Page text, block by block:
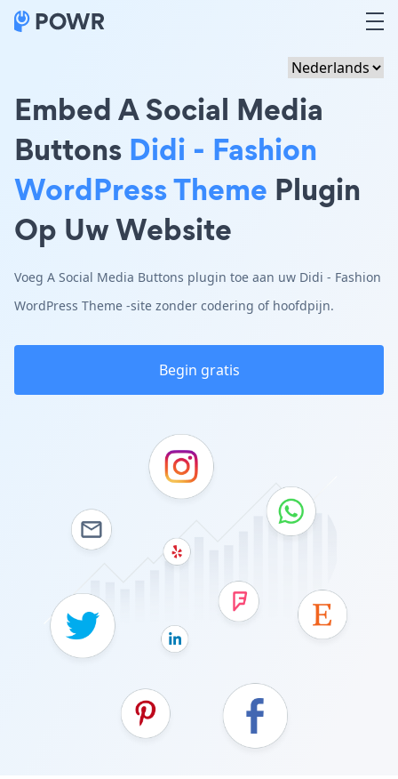
Embed A Social Media
Buttons Didi - Fashion
WordPress Theme Plugin
Op Uw Website
Voeg A Social Media Buttons plugin toe aan uw Didi - Fashion
WordPress Theme -site zonder codering of hoofdpijn.
Begin gratis